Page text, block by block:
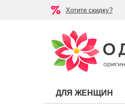
Хотите скидку?
ДЛЯ ЖЕНЩИН